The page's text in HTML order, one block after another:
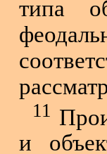
типа
11
и